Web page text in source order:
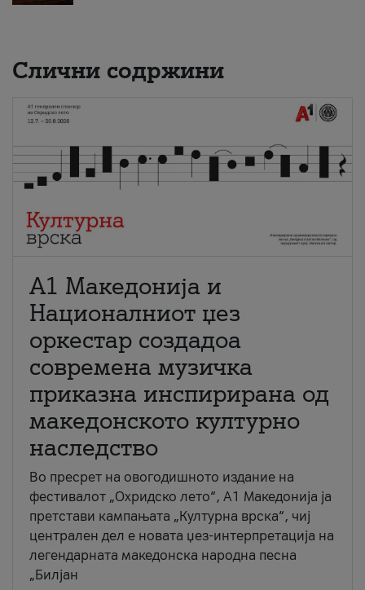
Слични содржини
А1 Македонија и
Националниот џез
оркестар создадоа
современа музичка
приказна инспирирана од
македонското културно
наследство
Во пресрет на овогодишното издание на
фестивалот „Охридско лето“, А1 Македонија ја
претстави кампањата „Културна врска“, чиј
централен дел е новата џез-интерпретација на
легендарната македонска народна песна
„Билјан